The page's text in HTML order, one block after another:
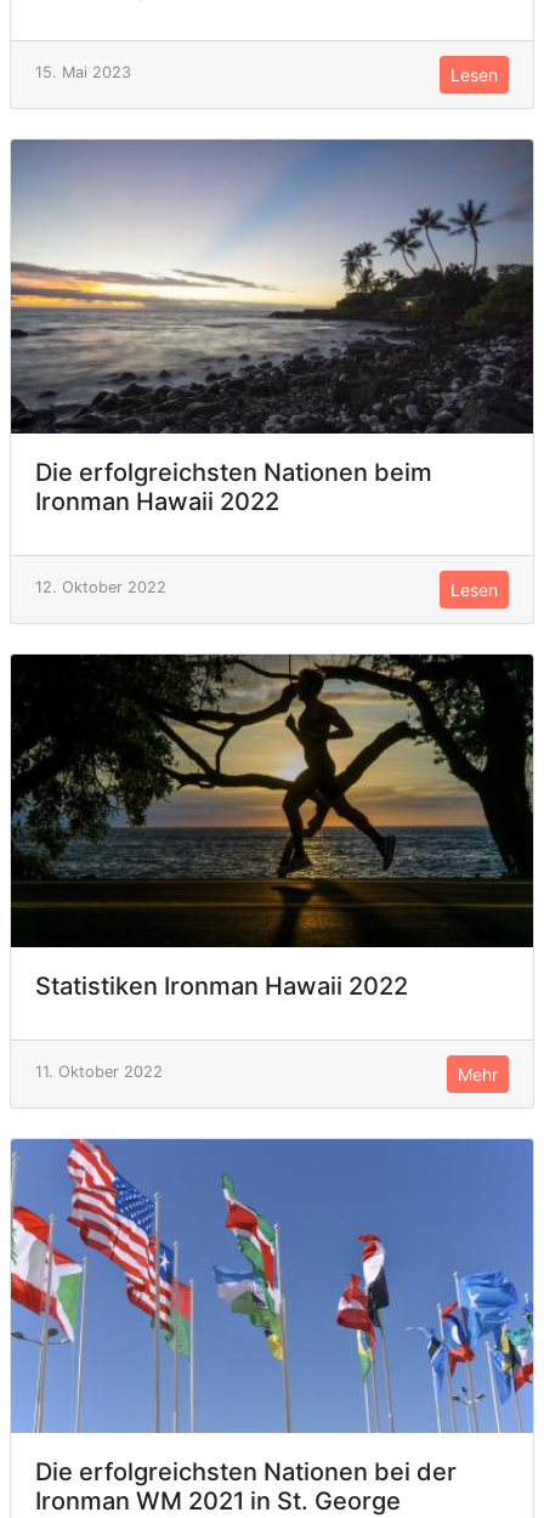
15. Mai 2023 Lesen
Die erfolgreichsten Nationen beim
Ironman Hawaii 2022
12. Oktober 2022 Lesen
Statistiken Ironman Hawaii 2022
11. Oktober 2022 Mehr
Die erfolgreichsten Nationen bei der
Ironman WM 2021 in St. George